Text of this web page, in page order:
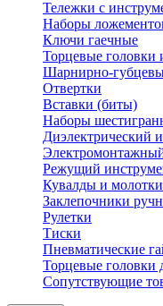
Тележки с
Наборы
Ключи гаечные
Торцевые головки
Шарнирно-
Отвертки
Вставки (биты)
Наборы
Диэлектрический
Режущий
Кувалды и молотки
Заклепочники
Рулетки
Тиски
Пневматические
Торцевые головки
Сопутствующие